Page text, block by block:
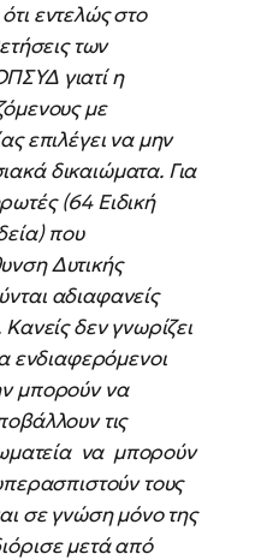
εντελώς στο
των
γιατί η
με
επιλέγει να μην
δικαιώματα. Για
(64 Ειδική
που
Δυτικής
αδιαφανείς
δεν γνωρίζει
ενδιαφερόμενοι
μπορούν να
τις
να μπορούν
τους
σε γνώση μόνο της
μετά από